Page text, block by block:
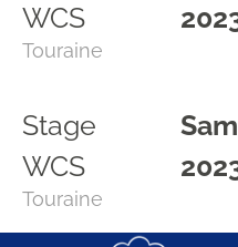
WCS
Touraine
Stage
WCS
Touraine